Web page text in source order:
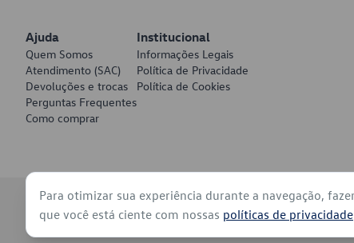
Discos de Freio
Juntas de Bomba de Vácuo
Mangueiras de Vácuo de Servo
Pratos de Disco de Freio
Travas de Pastilha de Freio
Ajuda
Quem Somos
Atendimento (SAC)
Devoluções e trocas
Perguntas Frequentes
Como comprar
Institucional
Informações Legais
Política de Privacidade
Política de Cookies
© 2026 - Volkswagen do Brasil - Todos os direitos reservados
Para otimizar sua experiência durante a navegação,
que você está ciente com nossas políticas de privacidade